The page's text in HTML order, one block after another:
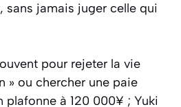
sans jamais juger celle qui
pour rejeter la vie
» ou chercher une paie
plafonne à 120 000¥ ; Yuki